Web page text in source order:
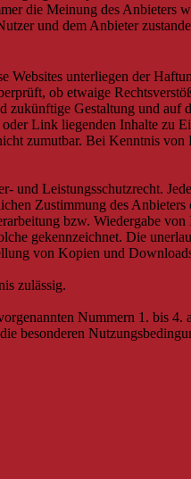
die Meinung des Anbieters
und dem Anbieter
Websites unterliegen der
ob etwaige
Gestaltung und auf
Link liegenden Inhalte zu
zumutbar. Bei Kenntnis von
und Leistungsschutzrecht.
Zustimmung des
bzw. Wiedergabe
gekennzeichnet. Die
von Kopien und
zulässig.
Nummern 1. bis 4.
besonderen